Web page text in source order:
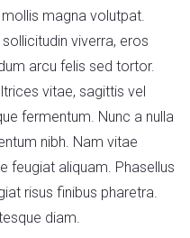
magna volutpat.
viverra, eros
arcu felis sed tortor.
vitae, sagittis vel
fermentum. Nunc a nulla
nibh. Nam vitae
feugiat aliquam. Phasellus
risus finibus pharetra.
diam.